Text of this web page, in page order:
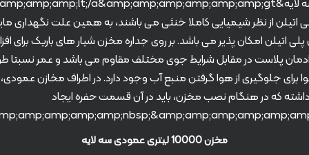
اتیلن از نظر شیمیایی کاملا خنثی می باشند، به همین علت نگهداری
پلی اتیلن امکان پذیر می باشد. بر روی جداره مخزن شیار های باریک برای
پلاست در مقابل شرایط جوی مختلف مقاوم می باشد و عمر نسبتا
برای جلوگیری از هوا گرفتن منبع آب وجود دارد. در اطراف مخازن
که در هنگام نصب مخزن، باید در آن قسمت حفره ایجاد
مخزن 10000 لیتری عمودی سه لایه